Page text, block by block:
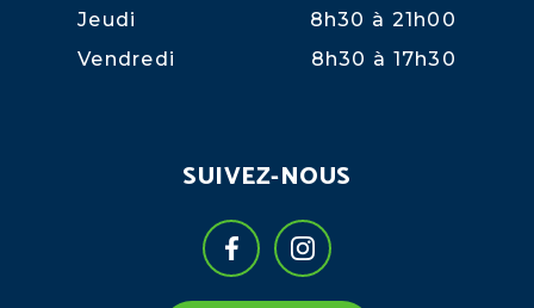
Jeudi
8h30 à 21h00
Vendredi
8h30 à 17h30
SUIVEZ-NOUS